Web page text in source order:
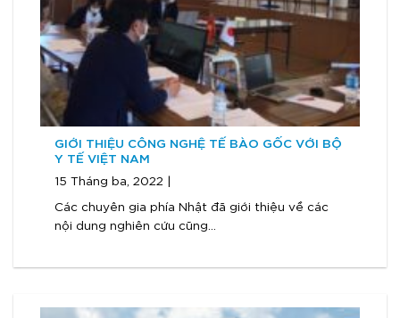
GIỚI THIỆU CÔNG NGHỆ TẾ BÀO GỐC VỚI BỘ
Y TẾ VIỆT NAM
15 Tháng ba, 2022 |
Các chuyên gia phía Nhật đã giới thiệu về các
nội dung nghiên cứu cũng...